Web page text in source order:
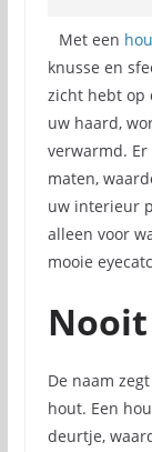
Met een
knusse en
zicht hebt op
uw haard,
verwarmd.
maten,
uw interieur
alleen voor
mooie
De naam
hout. Een
deurtje,